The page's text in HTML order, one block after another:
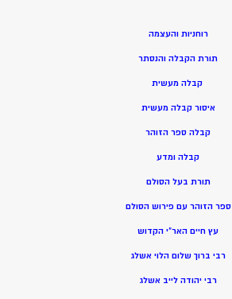
רוחניות והעצמה
תורת הקבלה והנסתר
קבלה מעשית
איסור קבלה מעשית
קבלה ספר הזוהר
קבלה ומדע
תורת בעל הסולם
ספר הזוהר עם פירוש הסולם
עץ חיים האר”י הקדוש
רבי ברוך שלום הלוי אשלג
רבי יהודה לייב אשלג